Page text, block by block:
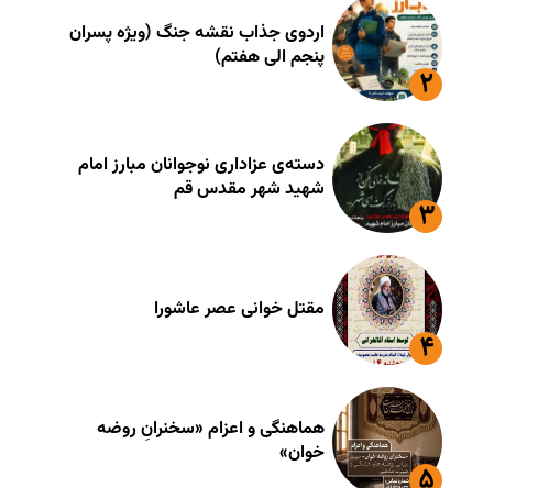
اردوی جذاب نقشه جنگ (ویژه پسران
پنجم الی هفتم)
دسته‌ی عزاداری نوجوانان مبارز امام
شهید شهر مقدس قم
مقتل خوانی عصر عاشورا
هماهنگی و اعزام «سخنرانِ روضه
خوان»